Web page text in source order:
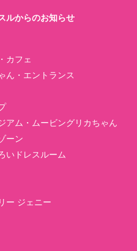
ルからのお知らせ
カフェ
ん・エントランス
アム・ムービングリカちゃん
ーン
いドレスルーム
ー ジェニー